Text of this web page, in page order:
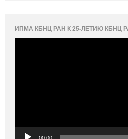
ИПМА КБНЦ РАН К 25-ЛЕТИЮ КБНЦ
00:00